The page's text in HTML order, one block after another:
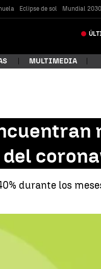
Eclipse de sol Mundial 2030
MULTIMEDIA
del
durante los
de mercado en la pandemia